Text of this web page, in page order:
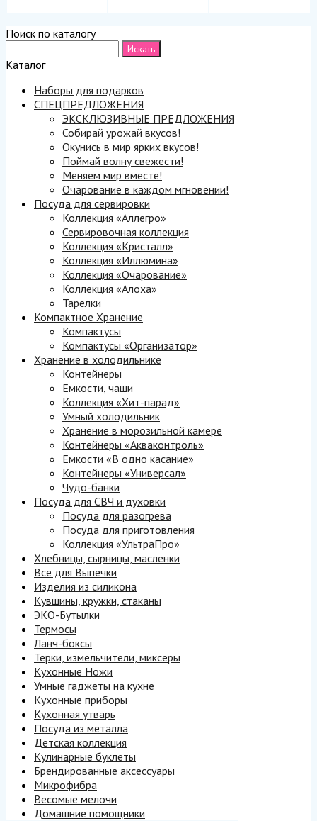
Поиск по каталогу
Каталог
Наборы для подарков
СПЕЦПРЕДЛОЖЕНИЯ
ЭКСКЛЮЗИВНЫЕ ПРЕДЛОЖЕНИЯ
Собирай урожай вкусов!
Окунись в мир ярких вкусов!
Поймай волну свежести!
Меняем мир вместе!
Очарование в каждом мгновении!
Посуда для сервировки
Коллекция «Аллегро»
Сервировочная коллекция
Коллекция «Кристалл»
Коллекция «Иллюмина»
Коллекция «Очарование»
Коллекция «Алоха»
Тарелки
Компактное Хранение
Компактусы
Компактусы «Организатор»
Хранение в холодильнике
Контейнеры
Емкости, чаши
Коллекция «Хит-парад»
Умный холодильник
Хранение в морозильной камере
Контейнеры «Акваконтроль»
Емкости «В одно касание»
Контейнеры «Универсал»
Чудо-банки
Посуда для СВЧ и духовки
Посуда для разогрева
Посуда для приготовления
Коллекция «УльтраПро»
Хлебницы, сырницы, масленки
Все для Выпечки
Изделия из силикона
Кувшины, кружки, стаканы
ЭКО-Бутылки
Термосы
Ланч-боксы
Терки, измельчители, миксеры
Кухонные Ножи
Умные гаджеты на кухне
Кухонные приборы
Кухонная утварь
Посуда из металла
Детская коллекция
Кулинарные буклеты
Брендированные аксессуары
Микрофибра
Весомые мелочи
Домашние помощники